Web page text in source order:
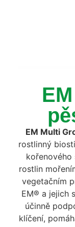
EM Multi
rostlinný
kořenového
rostlin
vegetačním
EM® a jejich
účinně
klíčení,